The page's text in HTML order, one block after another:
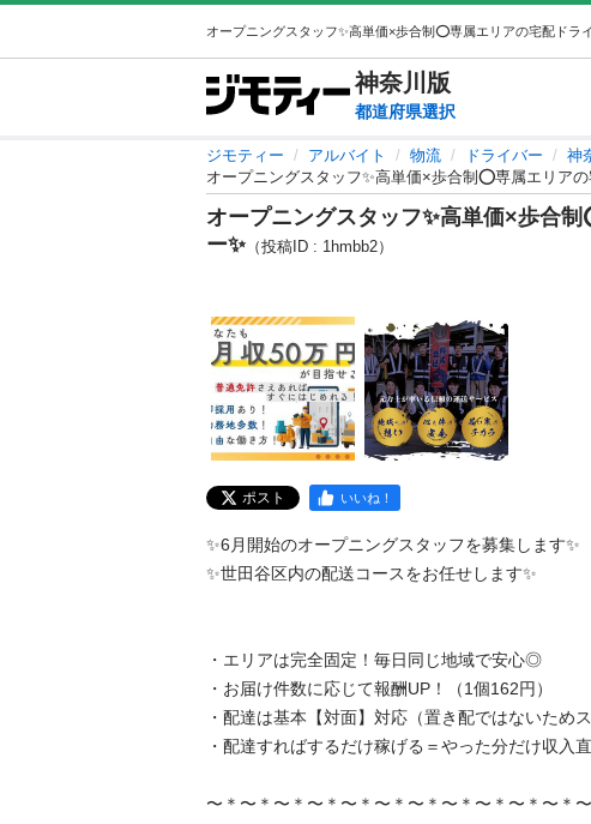
神奈川 版
都道府県選択
ジモティー アルバイト 物流 ドライバー 神
オープニングスタッフ✨高単価×歩合制⭕️専属エリア
オープニングスタッフ✨高単価×歩合
ー✨ （投稿ID : 1hmbb2）
ポスト いいね！
✨6月開始のオープニングスタッフを募集します✨
✨世田谷区内の配送コースをお任せします✨
・エリアは完全固定！毎日同じ地域で安心◎
・お届け件数に応じて報酬UP！（1個162円）
・配達は基本【対面】対応（置き配ではないため
・配達すればするだけ稼げる＝やった分だけ収入
〜＊〜＊〜＊〜＊〜＊〜＊〜＊〜＊〜＊〜＊〜＊〜